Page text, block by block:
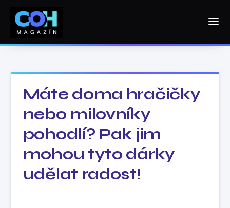
Máte doma hračičky
nebo milovníky
pohodlí? Pak jim
mohou tyto dárky
udělat radost!